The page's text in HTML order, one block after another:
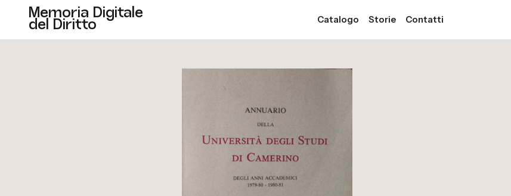
Memoria Digitale
del Diritto
Catalogo Storie Contatti